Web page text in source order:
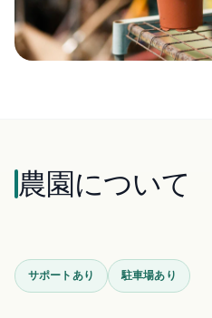
農園について
サポートあり 駐車場あり